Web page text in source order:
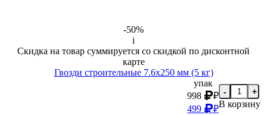
-50%
i
Скидка на товар суммируется со скидкой по дисконтной
карте
Гвозди строительные 7.6х250 мм (5 кг)
упак
998
₽
499
₽
- +
В корзину